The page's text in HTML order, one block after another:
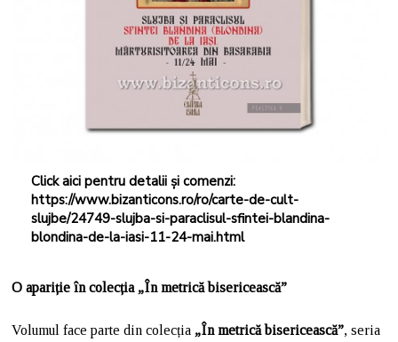
Click aici pentru detalii și comenzi:
https://www.bizanticons.ro/ro/carte-de-cult-
slujbe/24749-slujba-si-paraclisul-sfintei-blandina-
blondina-de-la-iasi-11-24-mai.html
O apariție în colecția „În metrică bisericească”
Volumul face parte din colecția „În metrică bisericească”, seria